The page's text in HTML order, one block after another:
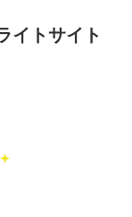
イトサイト